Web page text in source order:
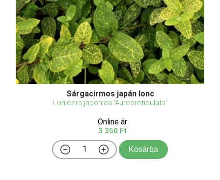
Sárgacirmos japán lonc
Lonicera japonica 'Aureoreticulata'
Online ár
3 350 Ft
Kosárba